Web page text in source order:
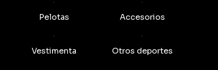
Pelotas Accesorios
Vestimenta Otros deportes